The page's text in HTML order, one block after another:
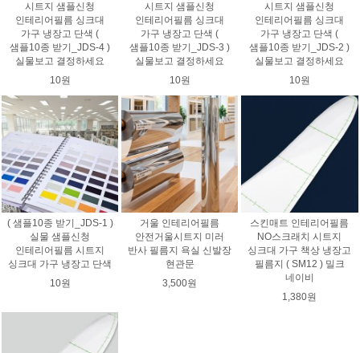
시트지 샘플신청
인테리어필름 싱크대
가구 냉장고 단색 (
샘플10종 받기_JDS-4 )
실물보고 결정하세요
10원
시트지 샘플신청
인테리어필름 싱크대
가구 냉장고 단색 (
샘플10종 받기_JDS-3 )
실물보고 결정하세요
10원
시트지 샘플신청
인테리어필름 싱크대
가구 냉장고 단색 (
샘플10종 받기_JDS-2 )
실물보고 결정하세요
10원
( 샘플10종 받기_JDS-1 )
실물 샘플신청
인테리어필름 시트지
싱크대 가구 냉장고 단색
10원
거울 인테리어필름
안전거울시트지 미러
반사 필름지 욕실 신발장
현관문
3,500원
스킨매트 인테리어필름
NO스크래치 시트지
싱크대 가구 책상 냉장고
필름지 ( SM12 ) 밀크
네이비
1,380원